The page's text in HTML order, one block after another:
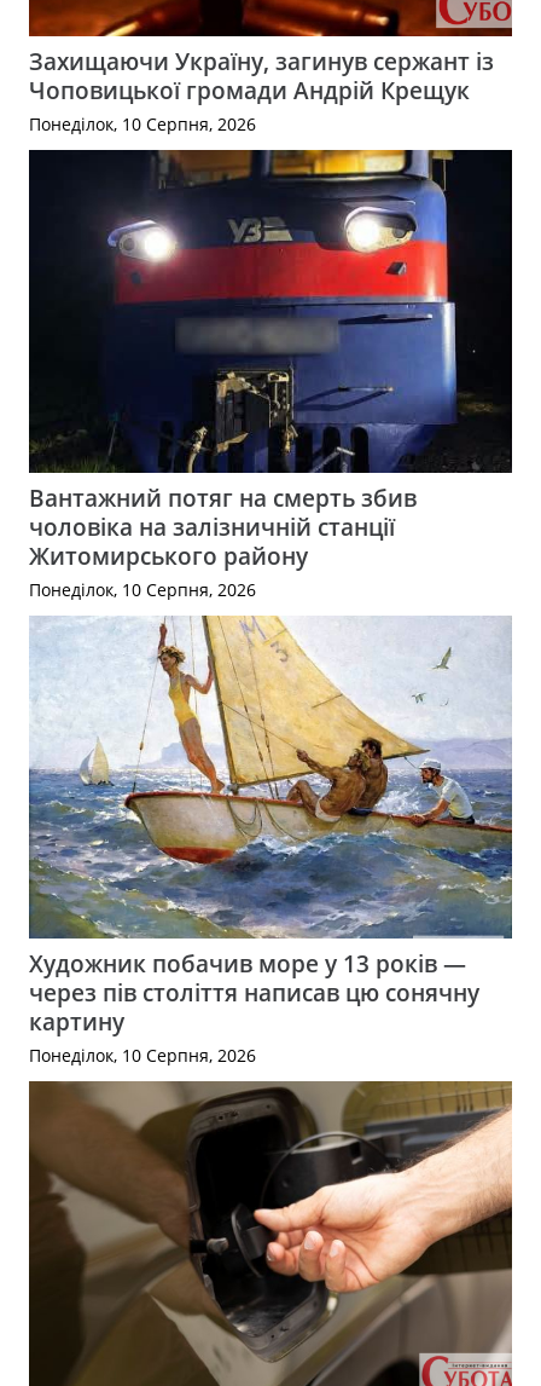
Захищаючи Україну, загинув сержант із
Чоповицької громади Андрій Крещук
Понеділок, 10 Серпня, 2026
Вантажний потяг на смерть збив
чоловіка на залізничній станції
Житомирського району
Понеділок, 10 Серпня, 2026
Художник побачив море у 13 років —
через пів століття написав цю сонячну
картину
Понеділок, 10 Серпня, 2026